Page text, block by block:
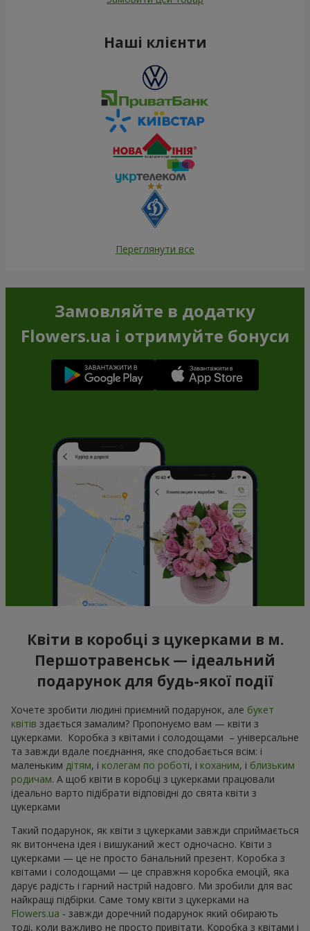
Наші клієнти
Переглянути все
Замовляйте в додатку
Flowers.ua і отримуйте бонуси
Квіти в коробці з цукерками в м.
Першотравенськ — ідеальний
подарунок для будь-якої події
Хочете зробити людині приємний подарунок, але букет
квітів здається замалим? Пропонуємо вам — квіти з
цукерками. Коробка з квітами і солодощами – універсальне
та завжди вдале поєднання, яке сподобається всім: і
маленьким дітям, і колегам по роботі, і коханим, і близьким
родичам. А щоб квіти в коробці з цукерками працювали
ідеально варто підібрати відповідні до свята квіти з
цукерками
Такий подарунок, як квіти з цукерками завжди сприймається
як витончена ідея і вишуканий жест одночасно. Квіти з
цукерками — це не просто банальний презент. Коробка з
квітами і солодощами — це справжня коробка емоцій, яка
дарує радість і гарний настрій надовго. Ми зробили для вас
найкращі підбірки. Саме тому квіти з цукерками на
Flowers.ua - завжди доречний подарунок який обирають
тоді, коли важливо не просто привітати. Коробка з квітами і